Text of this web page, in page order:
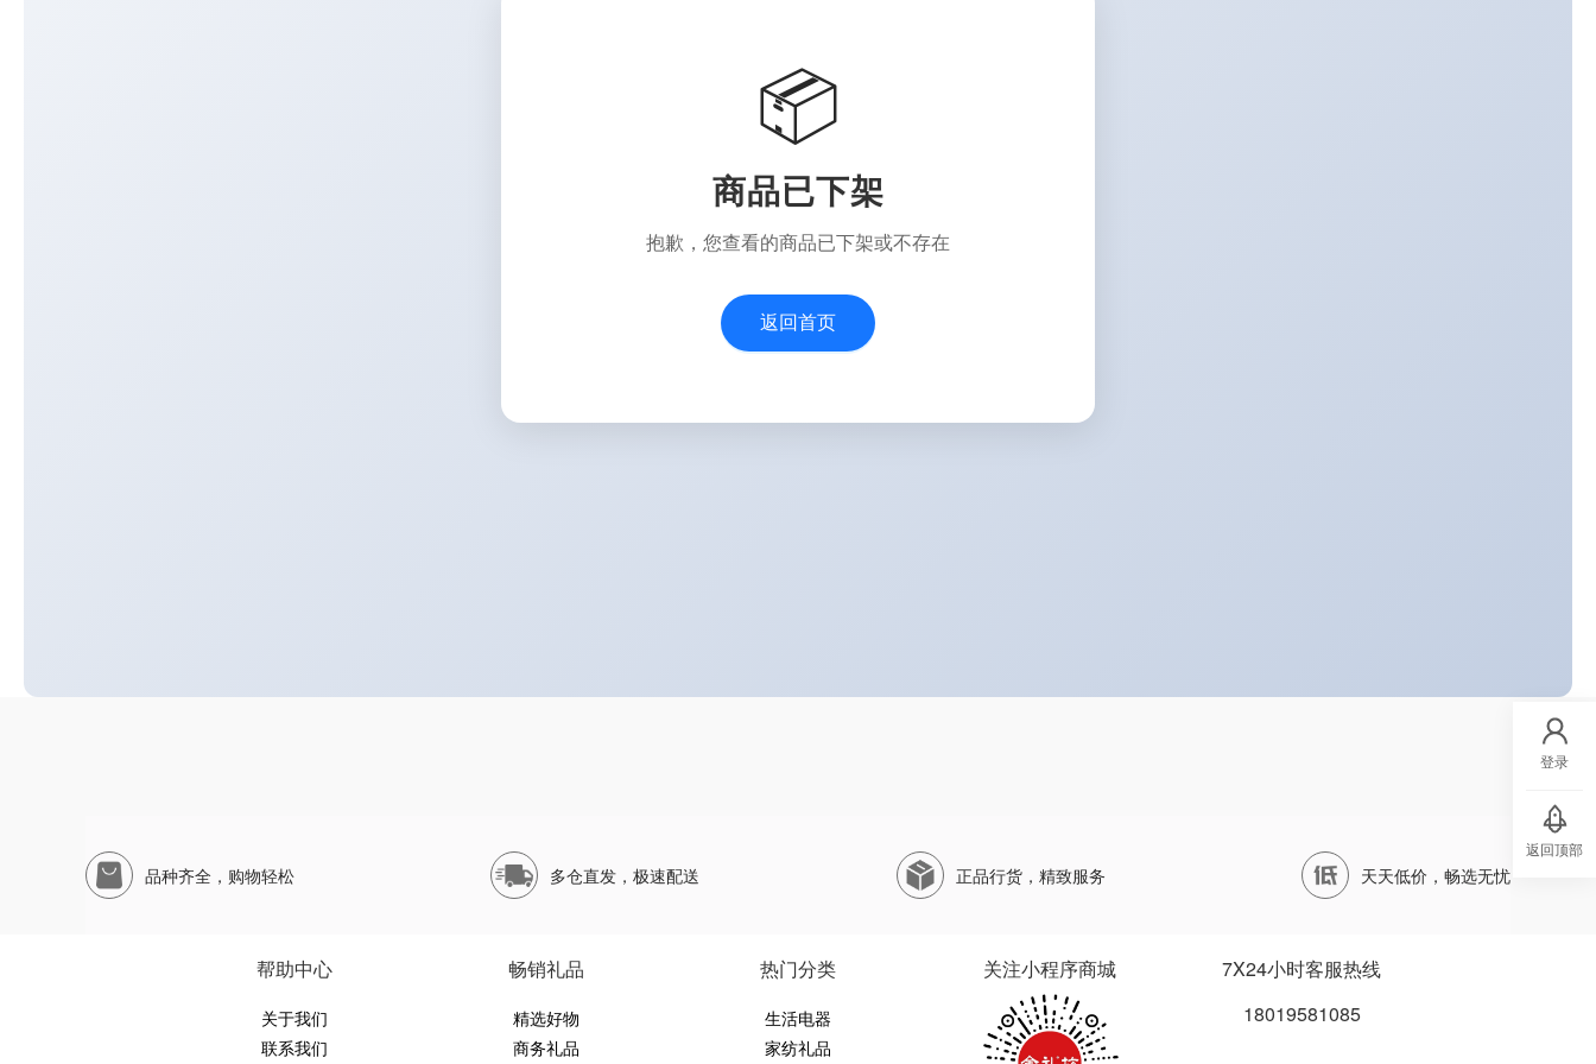
📦
商品已下架
抱歉，您查看的商品已下架或不存在
返回首页
品种齐全，购物轻松 多仓直发，极速配送 正品行货，精致服务 天天低价，畅选无忧
帮助中心
关于我们
联系我们
畅销礼品
精选好物
商务礼品
热门分类
生活电器
家纺礼品
关注小程序商城
7X24小时客服热线
18019581085
登录
返回顶部